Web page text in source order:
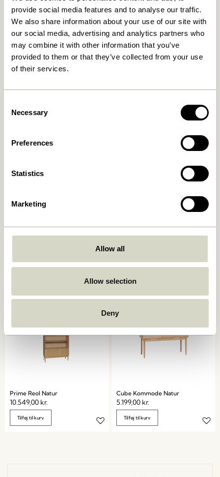
provide social media features and to analyse our traffic.
We also share information about your use of our site with
our social media, advertising and analytics partners who
may combine it with other information that you’ve
provided to them or that they’ve collected from your use
of their services.
Selection
Necessary
Preferences
Statistics
Marketing
Allow all
Allow selection
Deny
8.099,00kr.
Dash Konsolbord Natur
Prime Reol Natur
10.549,00 kr.
Tilføj til kurv
Cube Kommode Natur
5.199,00 kr.
Tilføj til kurv